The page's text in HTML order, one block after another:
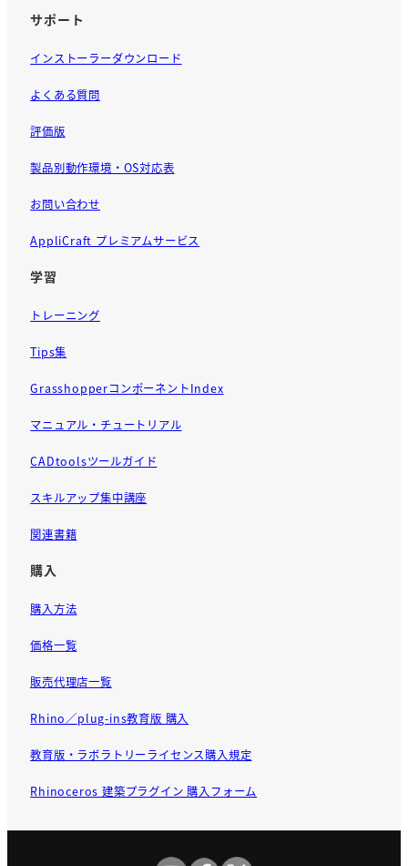
サポート
インストーラーダウンロード
よくある質問
評価版
製品別動作環境・OS対応表
お問い合わせ
AppliCraft プレミアムサービス
学習
トレーニング
Tips集
GrasshopperコンポーネントIndex
マニュアル・チュートリアル
CADtoolsツールガイド
スキルアップ集中講座
関連書籍
購入
購入方法
価格一覧
販売代理店一覧
Rhino／plug-ins教育版 購入
教育版・ラボラトリーライセンス購入規定
Rhinoceros 建築プラグイン 購入フォーム